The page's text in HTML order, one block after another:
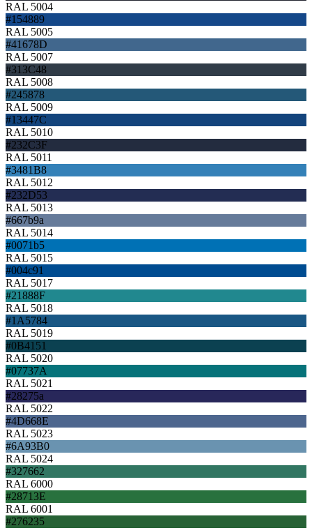
RAL 5004
#154889
RAL 5005
#41678D
RAL 5007
#313C48
RAL 5008
#245878
RAL 5009
#13447C
RAL 5010
#232C3F
RAL 5011
#3481B8
RAL 5012
#232D53
RAL 5013
#667b9a
RAL 5014
#0071b5
RAL 5015
#004c91
RAL 5017
#21888F
RAL 5018
#1A5784
RAL 5019
#0B4151
RAL 5020
#07737A
RAL 5021
#28275a
RAL 5022
#4D668E
RAL 5023
#6A93B0
RAL 5024
#327662
RAL 6000
#28713E
RAL 6001
#276235